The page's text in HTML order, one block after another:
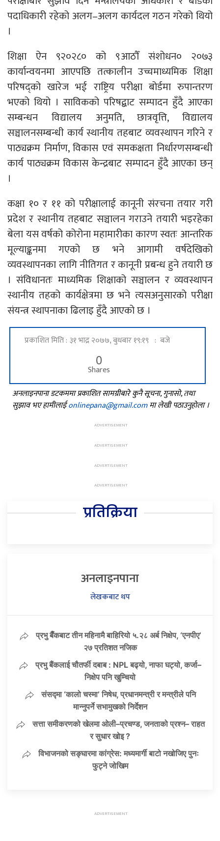
पदाधिकारी रहेको अलग–अलग कार्यदल गठन गरेको थियो
।
शिक्षा ऐन ९२०२८० को ९आठौँ संशोधन० २०७३
कार्यान्वयनमा आएपछि तत्कालीन उच्चमाध्यमिक शिक्षा
परिषद्को खारेज भई राष्ट्रिय परीक्षा बोर्डमा रुपान्तरण
भएको थियो । साविकको परिषद्बाट सम्पादन हुँदै आएका
सम्बन्धन विद्यालय अनुमति, छात्रवृत्ति, विद्यालय
सञ्चालनसम्बन्धी कार्य स्थानीय तहबाट व्यवस्थापन गरिने र
पाठ्यक्रम निर्माण, विकास एवं समकक्षता निर्धारणसम्बन्धी
कार्य पाठ्यक्रम विकास केन्द्रबाट सम्पादन हुँदै आएका छन्
।
कक्षा १० र ११ को परीक्षालाई कानूनी संरचना तयार गरी
प्रदेश र स्थानीय तहबाट सञ्चालन गराउने तयारी भइरहेका
बेला यस वर्षको कोरोना महामारीका कारण स्वतः आन्तरिक
मूल्याङ्कनमा गएको छ भने आगामी वर्षदेखिको
व्यवस्थापनका लागि नीतिगत र कानूनी प्रबन्ध हुने तयारी छ
। संविधानतः माध्यमिक शिक्षाको सञ्चालन र व्यवस्थापन
स्थानीय तहको कार्यक्षेत्रमा छ भने त्यसअनुसारको परीक्षा
संयन्त्र स्थापनाका ढिलाइ हुँदै आएको छ ।
प्रकाशित मिति : ३१ भाद्र २०७७, बुधबार १९:१९ : बजे
0
Shares
अनलाइनपाना डटकममा प्रकाशित सामग्रीबारे कुनै सूचना, गुनासो, तथा
सुझाव भए हामीलाईonlinepana@gmail.comमा लेखी पठाउनुहोला ।
प्रतिक्रिया
अनलाइनपाना
लेखकबाट थप
प्रभु बैँकबाट तीन महिनामै बाहिरियो ५.२८ अर्ब निक्षेप, ‘एनपीए’
२७ प्रतिशत नजिक
प्रभु बैंकलाई चौतर्फी दबाब : NPL बढ्यो, नाफा घट्यो, कर्जा–
निक्षेप पनि खुम्चियो
संसद्मा ‘कालो चस्मा’ निषेध, प्रधानमन्त्री र मन्त्रीले पनि
मान्नुपर्ने सभामुखको निर्देशन
सत्ता समीकरणको खेलमा ओली–प्रचण्ड, जनताको प्रश्न– राहत
र सुधार खोइ ?
विभाजनको सङ्घारमा कांग्रेस: मध्यमार्गी बाटो नखोजिए पुनः
फुट्ने जोखिम